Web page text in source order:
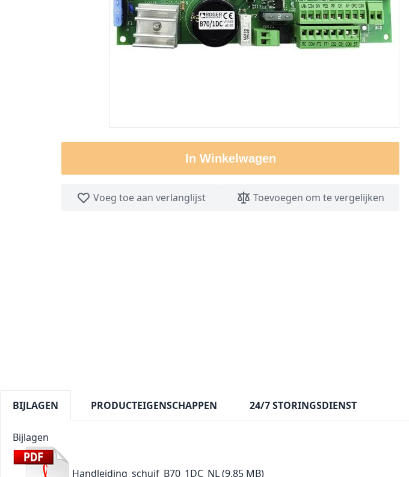
In Winkelwagen
Voeg toe aan verlanglijst Toevoegen om te vergelijken
BIJLAGEN PRODUCTEIGENSCHAPPEN 24/7 STORINGSDIENST
Bijlagen
Handleiding_schuif_B70_1DC_NL(9.85 MB)